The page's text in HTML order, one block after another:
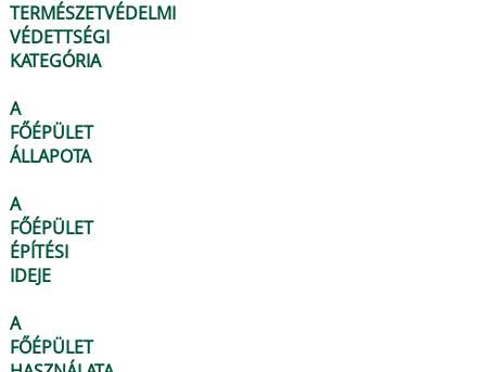
TERMÉSZETVÉDELMI
VÉDETTSÉGI
KATEGÓRIA
A
FŐÉPÜLET
ÁLLAPOTA
A
FŐÉPÜLET
ÉPÍTÉSI
IDEJE
A
FŐÉPÜLET